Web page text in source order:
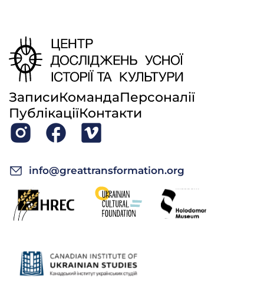
ЗаписиКомандаПерсоналії
ПублікаціїКонтакти
info@greattransformation.org